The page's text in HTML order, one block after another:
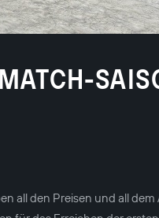
all den Preisen und all